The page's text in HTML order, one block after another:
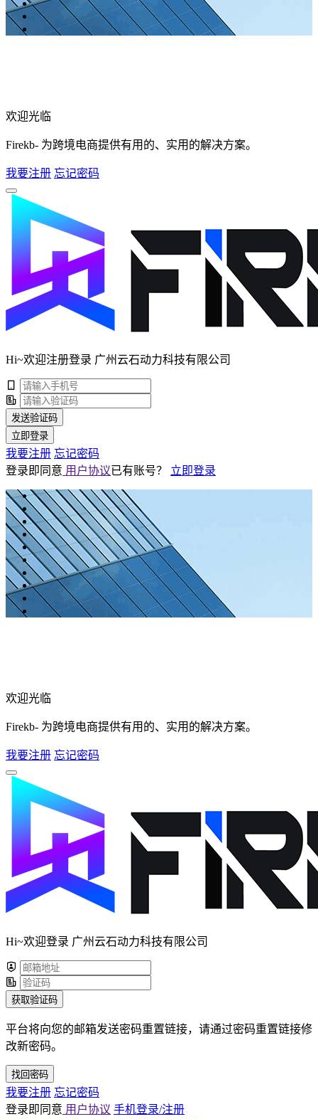
欢迎光临
Firekb- 为跨境电商提供有用的、实用的解决方案。
我要注册 忘记密码
Hi~欢迎注册登录 广州云石动力科技有限公司
发送验证码
立即登录
我要注册 忘记密码
登录即同意 用户协议已有账号？ 立即登录
欢迎光临
Firekb- 为跨境电商提供有用的、实用的解决方案。
我要注册 忘记密码
Hi~欢迎登录 广州云石动力科技有限公司
获取验证码
平台将向您的邮箱发送密码重置链接，请通过密码重置链接修
改新密码。
找回密码
我要注册 忘记密码
登录即同意 用户协议 手机登录/注册